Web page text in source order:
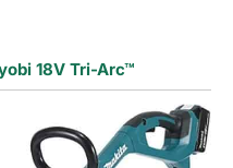
18V Tri-Arc™